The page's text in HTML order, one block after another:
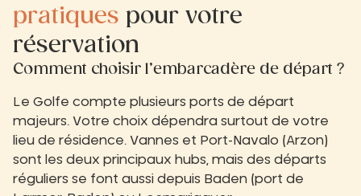
pratiques pour votre
réservation
Comment choisir l’embarcadère de départ ?
Le Golfe compte plusieurs ports de départ
majeurs. Votre choix dépendra surtout de votre
lieu de résidence. Vannes et Port-Navalo (Arzon)
sont les deux principaux hubs, mais des départs
réguliers se font aussi depuis Baden (port de